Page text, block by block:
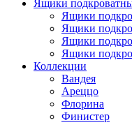
Ящики
Ящики
Ящики
Ящики
Ящики
Коллекции
Вандея
Ареццо
Флорина
Финистер